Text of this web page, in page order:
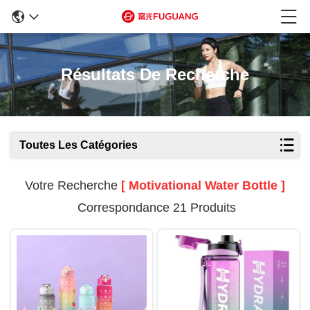
Résultats De Recherche
Toutes Les Catégories
Votre Recherche [ Motivational Water Bottle ]
Correspondance 21 Produits